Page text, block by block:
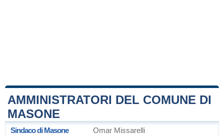
AMMINISTRATORI DEL COMUNE DI
MASONE
Sindaco di Masone Omar Missarelli